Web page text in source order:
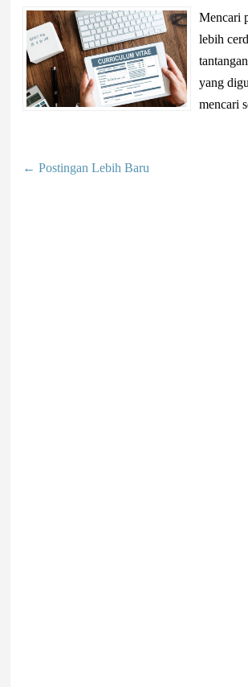
Mencari
lebih
yang
mencari
← Postingan Lebih Baru